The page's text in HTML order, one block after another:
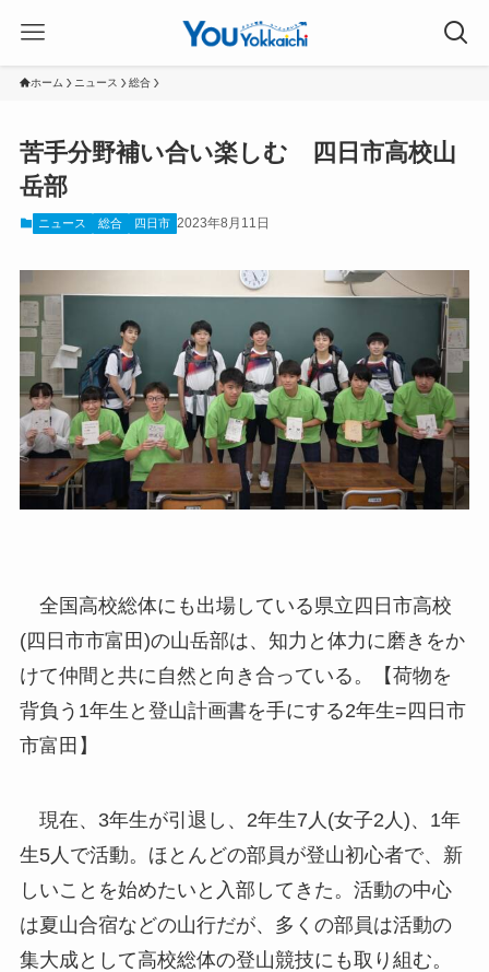
ホーム ニュース 総合
苦手分野補い合い楽しむ 四日市高校山
岳部
ニュース 総合 四日市 2023年8月11日
全国高校総体にも出場している県立四日市高校
(四日市市富田)の山岳部は、知力と体力に磨きをか
けて仲間と共に自然と向き合っている。【荷物を
背負う1年生と登山計画書を手にする2年生=四日市
市富田】
現在、3年生が引退し、2年生7人(女子2人)、1年
生5人で活動。ほとんどの部員が登山初心者で、新
しいことを始めたいと入部してきた。活動の中心
は夏山合宿などの山行だが、多くの部員は活動の
集大成として高校総体の登山競技にも取り組む。